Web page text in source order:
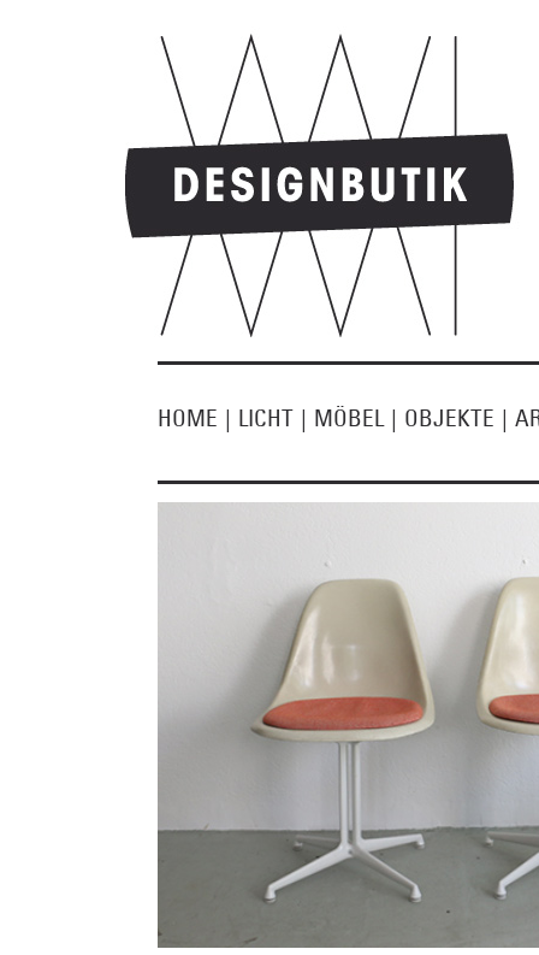
HOME | LICHT | MÖBEL | OBJEKTE |